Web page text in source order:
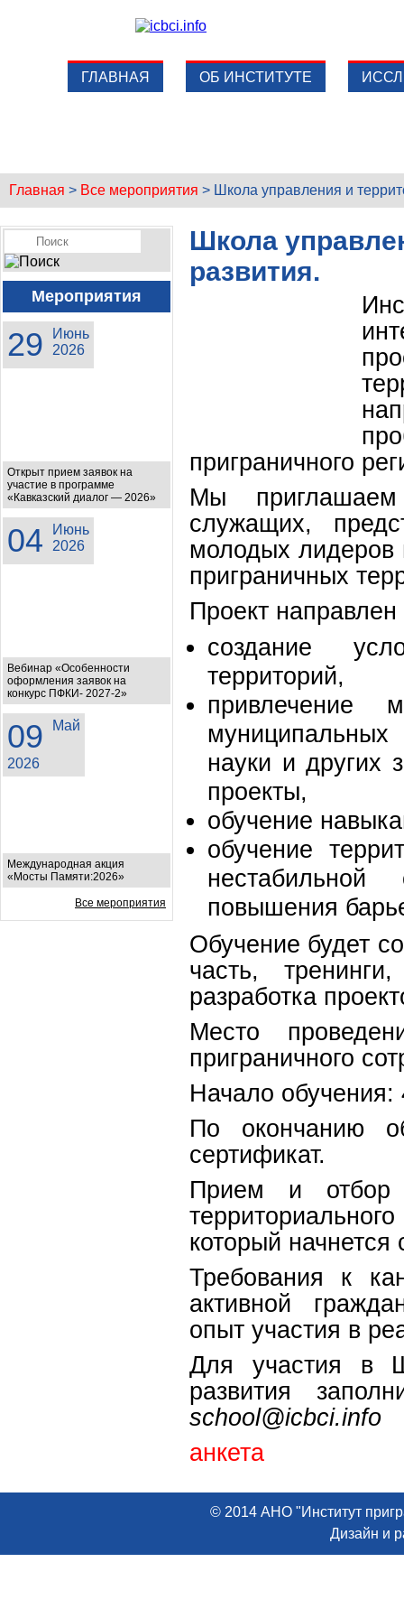
ГЛАВНАЯ ОБ ИНСТИТУТЕ
Главная > Все мероприятия > Школа управления и
Мероприятия
29
Июнь
2026
Открыт прием заявок на
участие в программе
«Кавказский диалог — 2026»
04
Июнь
2026
Вебинар «Особенности
оформления заявок на
конкурс ПФКИ- 2027-2»
09 Май
2026
Международная акция
«Мосты Памяти:2026»
Все мероприятия
Школа
развития.
приграничного
Мы приглашаем
служащих,
молодых лидеров
приграничных
Проект направлен
создание
территорий,
привлечение
науки и других
проекты,
обучение
обучение
нестабильной
повышения
Обучение будет
часть,
разработка
Место
приграничного
Начало обучения:
По окончанию
сертификат.
Прием и отбор
который начнется
Требования к
активной
опыт участия в
Для участия в
развития
school@icbci.info
анкета
© 2014 АНО "Институт
Дизайн и